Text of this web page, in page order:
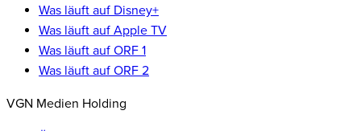
Was läuft auf Disney+
Was läuft auf Apple TV
Was läuft auf ORF 1
Was läuft auf ORF 2
VGN Medien Holding